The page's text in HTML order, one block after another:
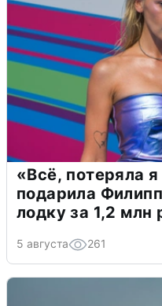
«Всё, потеряла
подарила
лодку за 1,2 млн
5 августа 261